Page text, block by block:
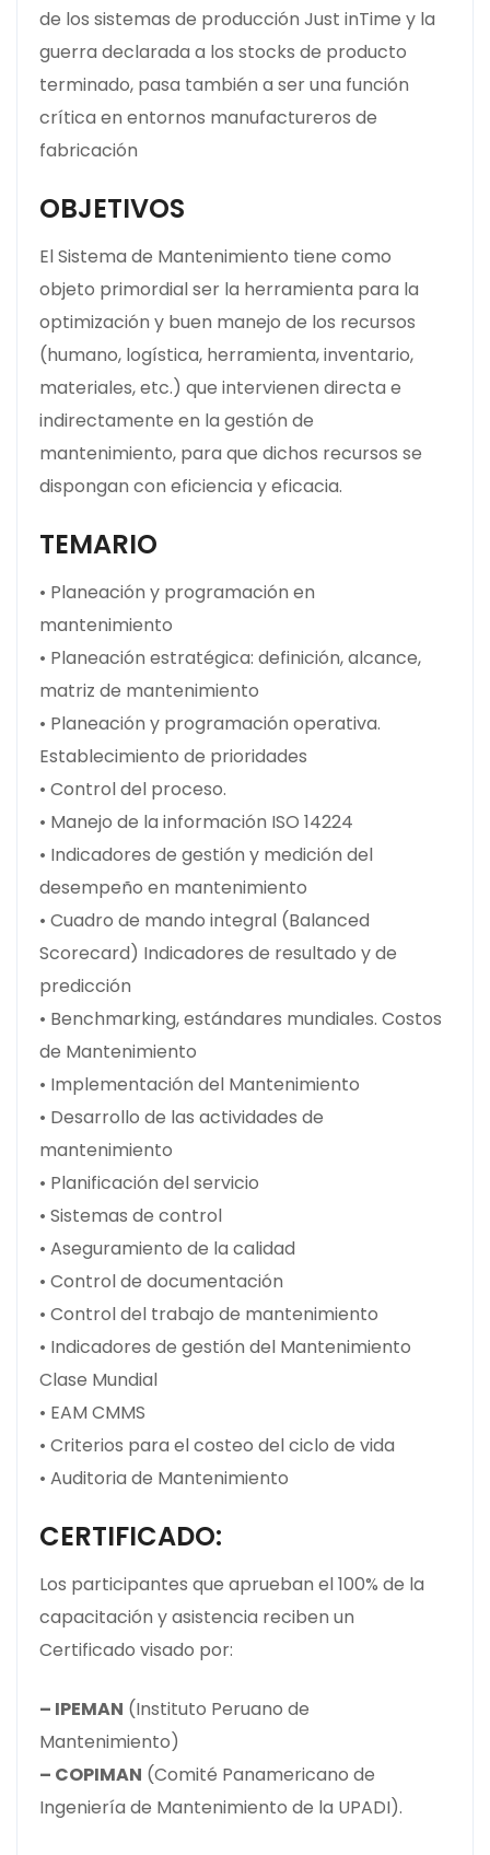
de los sistemas de producción Just inTime y la
guerra declarada a los stocks de producto
terminado, pasa también a ser una función
crítica en entornos manufactureros de
fabricación
OBJETIVOS
El Sistema de Mantenimiento tiene como
objeto primordial ser la herramienta para la
optimización y buen manejo de los recursos
(humano, logística, herramienta, inventario,
materiales, etc.) que intervienen directa e
indirectamente en la gestión de
mantenimiento, para que dichos recursos se
dispongan con eficiencia y eficacia.
TEMARIO
• Planeación y programación en
mantenimiento
• Planeación estratégica: definición, alcance,
matriz de mantenimiento
• Planeación y programación operativa.
Establecimiento de prioridades
• Control del proceso.
• Manejo de la información ISO 14224
• Indicadores de gestión y medición del
desempeño en mantenimiento
• Cuadro de mando integral (Balanced
Scorecard) Indicadores de resultado y de
predicción
• Benchmarking, estándares mundiales. Costos
de Mantenimiento
• Implementación del Mantenimiento
• Desarrollo de las actividades de
mantenimiento
• Planificación del servicio
• Sistemas de control
• Aseguramiento de la calidad
• Control de documentación
• Control del trabajo de mantenimiento
• Indicadores de gestión del Mantenimiento
Clase Mundial
• EAM CMMS
• Criterios para el costeo del ciclo de vida
• Auditoria de Mantenimiento
CERTIFICADO:
Los participantes que aprueban el 100% de la
capacitación y asistencia reciben un
Certificado visado por:
– IPEMAN (Instituto Peruano de
Mantenimiento)
– COPIMAN (Comité Panamericano de
Ingeniería de Mantenimiento de la UPADI).